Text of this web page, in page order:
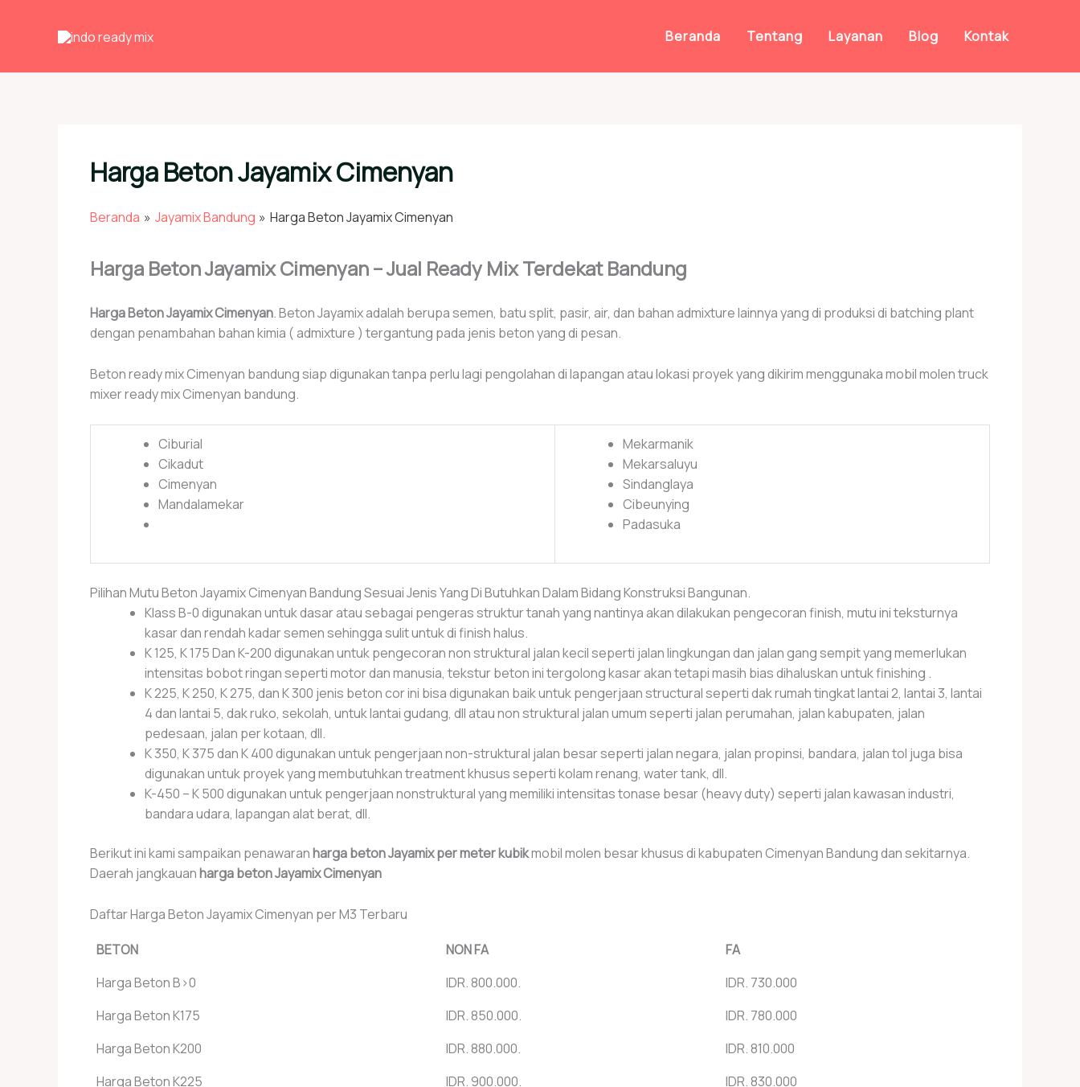
Beranda Tentang Layanan Blog Kontak
Harga Beton Jayamix Cimenyan
Beranda Jayamix Bandung Harga Beton Jayamix Cimenyan
Harga Beton Jayamix Cimenyan – Jual Ready Mix Terdekat Bandung
Harga Beton Jayamix Cimenyan. Beton Jayamix adalah berupa semen, batu split, pasir, air, dan bahan admixture lainnya yang di produksi di batching plant
dengan penambahan bahan kimia ( admixture ) tergantung pada jenis beton yang di pesan.
Beton ready mix Cimenyan bandung siap digunakan tanpa perlu lagi pengolahan di lapangan atau lokasi proyek yang dikirim menggunaka mobil molen truck
mixer ready mix Cimenyan bandung.
Ciburial
Cikadut
Cimenyan
Mandalamekar
Mekarmanik
Mekarsaluyu
Sindanglaya
Cibeunying
Padasuka
Pilihan Mutu Beton Jayamix Cimenyan Bandung Sesuai Jenis Yang Di Butuhkan Dalam Bidang Konstruksi Bangunan.
Klass B-0 digunakan untuk dasar atau sebagai pengeras struktur tanah yang nantinya akan dilakukan pengecoran finish, mutu ini teksturnya
kasar dan rendah kadar semen sehingga sulit untuk di finish halus.
K 125, K 175 Dan K-200 digunakan untuk pengecoran non struktural jalan kecil seperti jalan lingkungan dan jalan gang sempit yang memerlukan
intensitas bobot ringan seperti motor dan manusia, tekstur beton ini tergolong kasar akan tetapi masih bias dihaluskan untuk finishing .
K 225, K 250, K 275, dan K 300 jenis beton cor ini bisa digunakan baik untuk pengerjaan structural seperti dak rumah tingkat lantai 2, lantai 3, lantai
4 dan lantai 5, dak ruko, sekolah, untuk lantai gudang, dll atau non struktural jalan umum seperti jalan perumahan, jalan kabupaten, jalan
pedesaan, jalan per kotaan, dll.
K 350, K 375 dan K 400 digunakan untuk pengerjaan non-struktural jalan besar seperti jalan negara, jalan propinsi, bandara, jalan tol juga bisa
digunakan untuk proyek yang membutuhkan treatment khusus seperti kolam renang, water tank, dll.
K-450 – K 500 digunakan untuk pengerjaan nonstruktural yang memiliki intensitas tonase besar (heavy duty) seperti jalan kawasan industri,
bandara udara, lapangan alat berat, dll.
Berikut ini kami sampaikan penawaranharga beton Jayamix per meter kubikmobil molen besar khusus di kabupaten Cimenyan Bandung dan sekitarnya.
Daerah jangkauanharga beton Jayamix Cimenyan
Daftar Harga Beton Jayamix Cimenyan per M3 Terbaru
BETON NON FA
FA
Harga Beton B>0
IDR. 800.000.
IDR. 730.000
Harga Beton K175
IDR. 850.000.
IDR. 780.000
Harga Beton K200
IDR. 880.000.
IDR. 810.000
Harga Beton K225
IDR. 900.000.
IDR. 830.000